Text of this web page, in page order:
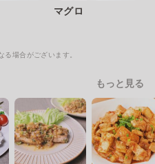
マグロ
場合がございます。
もっと見る